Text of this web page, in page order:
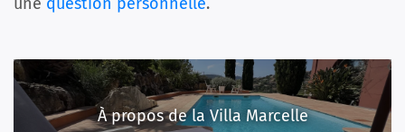
À propos de la Villa Marcelle